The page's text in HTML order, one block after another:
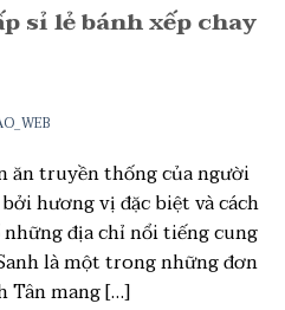
sỉ lẻ bánh xếp chay
ăn truyền thống của người
hương vị đặc biệt và cách
địa chỉ nổi tiếng cung
là một trong những đơn
Tân mang […]